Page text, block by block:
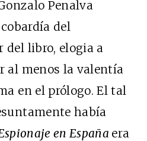
Penalva
del
del libro, elogia a
al menos la valentía
en el prólogo. El tal
había
en España era